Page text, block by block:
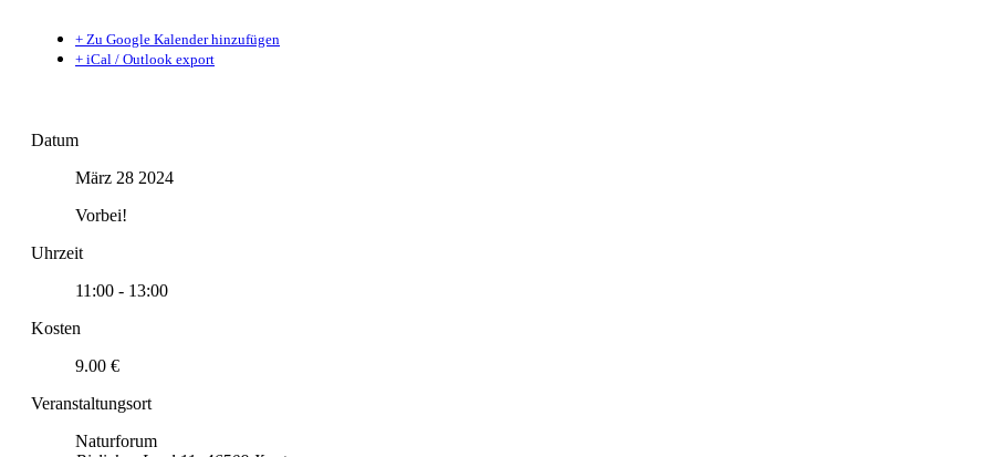
+ Zu Google Kalender hinzufügen
+ iCal / Outlook export
Datum
März 28 2024
Vorbei!
Uhrzeit
11:00 - 13:00
Kosten
9.00 €
Veranstaltungsort
Naturforum